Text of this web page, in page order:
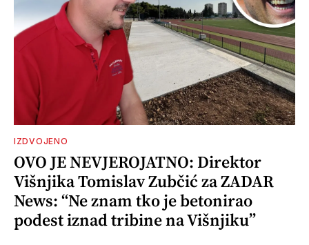
IZDVOJENO
OVO JE NEVJEROJATNO: Direktor
Višnjika Tomislav Zubčić za ZADAR
News: “Ne znam tko je betonirao
podest iznad tribine na Višnjiku”